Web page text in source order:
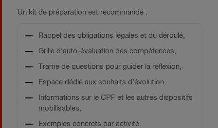
Un kit de préparation est recommandé :
Rappel des obligations légales et du déroulé,
Grille d’auto-évaluation des compétences,
Trame de questions pour guider la réflexion,
Espace dédié aux souhaits d’évolution,
Informations sur le CPF et les autres dispositifs
mobilisables,
Exemples concrets par activité.